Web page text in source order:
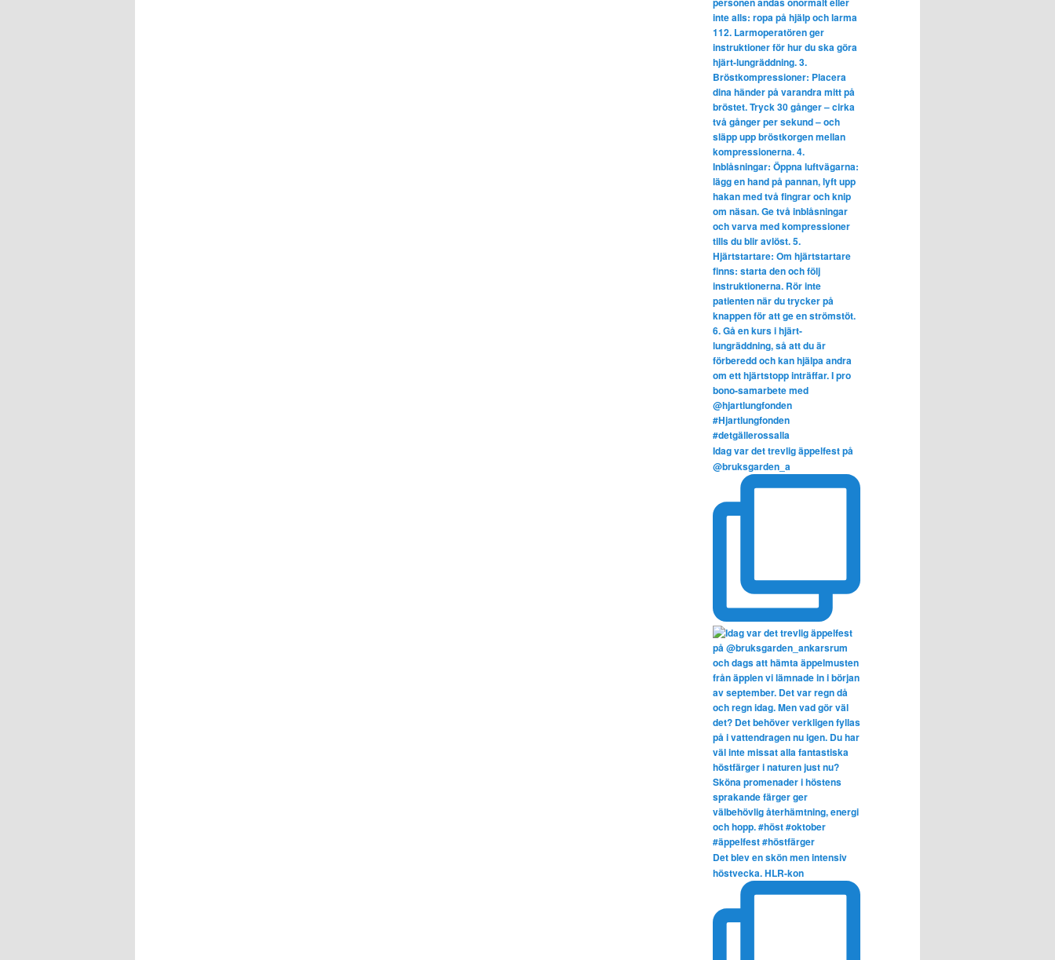
Idag var det trevlig äppelfest på
@bruksgarden_a
Det blev en skön men intensiv
höstvecka. HLR-kon